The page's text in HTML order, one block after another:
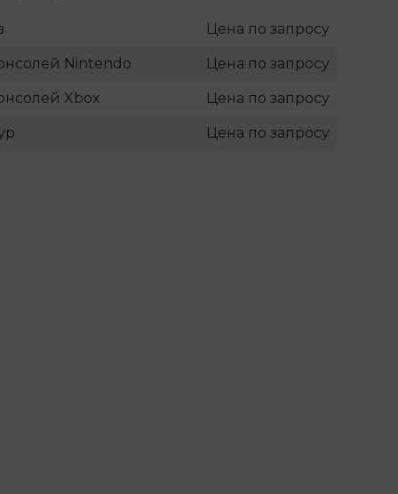
Цена по запросу
Nintendo Цена по запросу
Xbox Цена по запросу
Цена по запросу